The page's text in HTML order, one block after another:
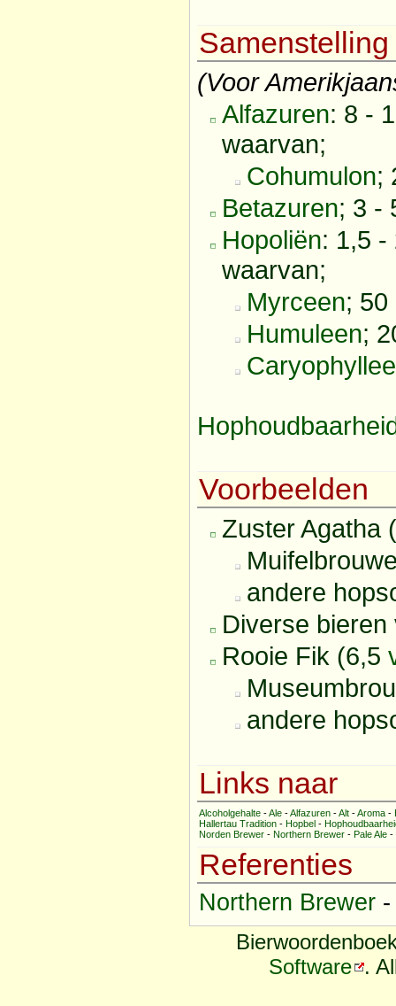
Samenstelling
(Voor
Alfazuren: 8 -
waarvan;
Cohumulon;
Betazuren; 3 -
Hopoliën: 1,5 -
waarvan;
Myrceen; 50
Humuleen;
Voorbeelden
Zuster Agatha
andere
Diverse
Rooie Fik (6,5
andere
Links naar
Alcoholgehalte -Ale -Alfazuren -Alt -Aroma -
Hallertau Tradition - Hopbel -
Norden Brewer - Northern Brewer - Pale Ale -
Referenties
Northern Brewer
Software .